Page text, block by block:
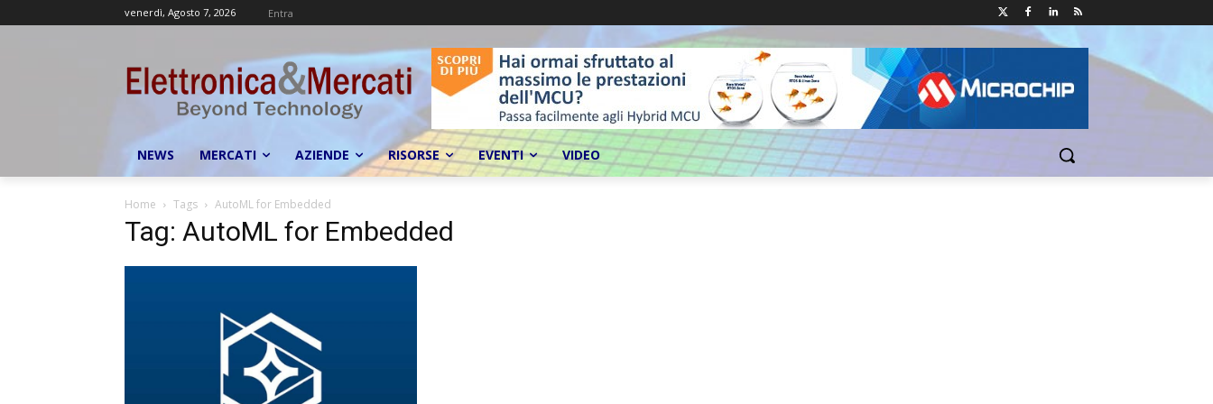
venerdì, Agosto 7, 2026 Entra
NEWS MERCATI AZIENDE RISORSE EVENTI VIDEO
Home Tags AutoML for Embedded
Tag: AutoML for Embedded